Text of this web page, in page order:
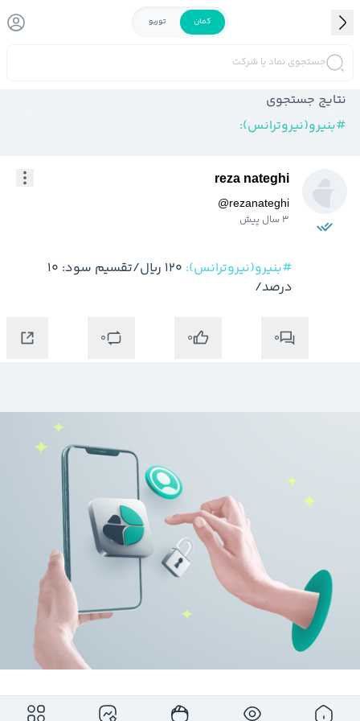
کمان توربو
جستجوی نماد یا شرکت
نتایج جستجوی
#بنیرو(نیروترانس):
reza nateghi
@rezanateghi
3 سال پیش
#بنیرو(نیروترانس):
درصد/
0
0
0
برای مشاهده کامل این بخش ثبت‌نام رایگان کمان‌دار را انجام دهید